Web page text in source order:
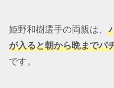
姫野和樹選手の両親は、
が入ると朝から晩までパ
です。